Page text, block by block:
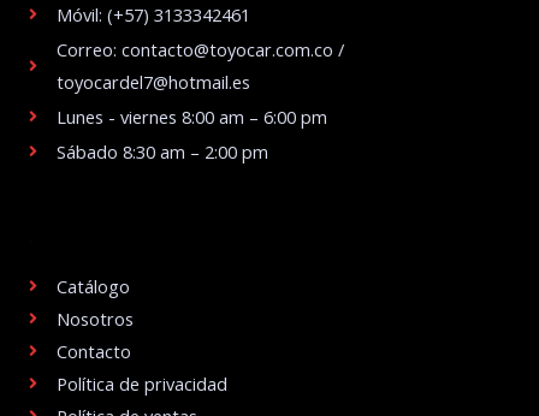
Móvil: (+57) 3133342461
Correo: contacto@toyocar.com.co /
toyocardel7@hotmail.es
Lunes - viernes 8:00 am – 6:00 pm
Sábado 8:30 am – 2:00 pm
Catálogo
Nosotros
Contacto
Política de privacidad